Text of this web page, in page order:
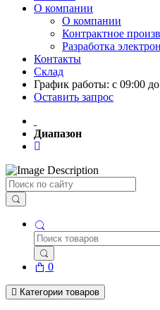
О компании
О компании
Контрактное
Разработка
Контакты
Склад
График работы: с 09:00
Оставить запрос
Диапазон
Поиск
0
Категории товаров